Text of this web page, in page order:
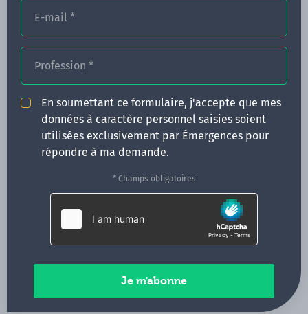
E-mail *
Profession *
En soumettant ce formulaire, j'accepte que mes
données à caractère personnel saisies soient
utilisées exclusivement par Émergences pour
répondre à ma demande.
* Champs obligatoires
NOS FORMATEURS
ACTUALITÉS
INFOS PRATIQUES
Qui sommes-nous ?
35000 Rennes
02 99 05 25 47
Contactez-nous